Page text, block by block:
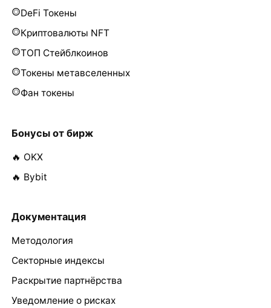
DeFi Токены
Криптовалюты NFT
ТОП Стейблкоинов
Токены метавселенных
Фан токены
Бонусы от бирж
🔥 OKX
🔥 Bybit
Документация
Методология
Секторные индексы
Раскрытие партнёрства
Уведомление о рисках